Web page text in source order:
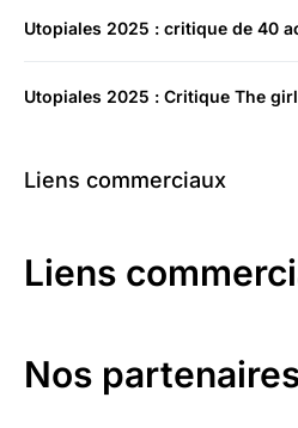
Utopiales 2025 : critique de 40
Utopiales 2025 : Critique The
Liens commerciaux
Liens
Nos